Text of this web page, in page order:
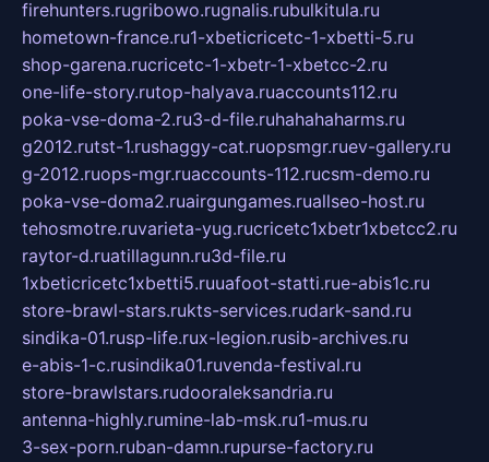
firehunters.rugribowo.rugnalis.rubulkitula.ru
hometown-france.ru1-xbeticricetc-1-xbetti-5.ru
shop-garena.rucricetc-1-xbetr-1-xbetcc-2.ru
one-life-story.rutop-halyava.ruaccounts112.ru
poka-vse-doma-2.ru3-d-file.ruhahahaharms.ru
g2012.rutst-1.rushaggy-cat.ruopsmgr.ruev-gallery.ru
g-2012.ruops-mgr.ruaccounts-112.rucsm-demo.ru
poka-vse-doma2.ruairgungames.ruallseo-host.ru
tehosmotre.ruvarieta-yug.rucricetc1xbetr1xbetcc2.ru
raytor-d.ruatillagunn.ru3d-file.ru
1xbeticricetc1xbetti5.ruuafoot-statti.rue-abis1c.ru
store-brawl-stars.rukts-services.rudark-sand.ru
sindika-01.rusp-life.rux-legion.rusib-archives.ru
e-abis-1-c.rusindika01.ruvenda-festival.ru
store-brawlstars.rudooraleksandria.ru
antenna-highly.rumine-lab-msk.ru1-mus.ru
3-sex-porn.ruban-damn.rupurse-factory.ru